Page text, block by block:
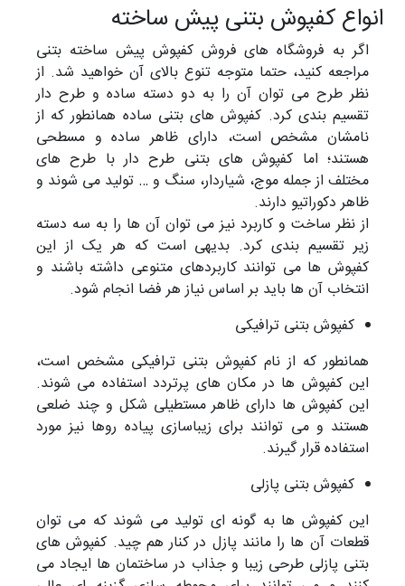
انواع کفپوش بتنی پیش ساخته
اگر به فروشگاه های فروش کفپوش پیش ساخته بتنی
مراجعه کنید، حتما متوجه تنوع بالای آن خواهید شد. از
نظر طرح می توان آن را به دو دسته ساده و طرح دار
تقسیم بندی کرد. کفپوش های بتنی ساده همانطور که از
نامشان مشخص است، دارای ظاهر ساده و مسطحی
هستند؛ اما کفپوش های بتنی طرح دار با طرح های
مختلف از جمله موج، شیاردار، سنگ و … تولید می شوند و
ظاهر دکوراتیو دارند.
از نظر ساخت و کاربرد نیز می توان آن ها را به سه دسته
زیر تقسیم بندی کرد. بدیهی است که هر یک از این
کفپوش ها می توانند کاربردهای متنوعی داشته باشند و
انتخاب آن ها باید بر اساس نیاز هر فضا انجام شود.
کفپوش بتنی ترافیکی
همانطور که از نام کفپوش بتنی ترافیکی مشخص است،
این کفپوش ها در مکان های پرتردد استفاده می شوند.
این کفپوش ها دارای ظاهر مستطیلی شکل و چند ضلعی
هستند و می توانند برای زیباسازی پیاده روها نیز مورد
استفاده قرار گیرند.
کفپوش بتنی پازلی
این کفپوش ها به گونه ای تولید می شوند که می توان
قطعات آن ها را مانند پازل در کنار هم چید. کفپوش های
بتنی پازلی طرحی زیبا و جذاب در ساختمان ها ایجاد می